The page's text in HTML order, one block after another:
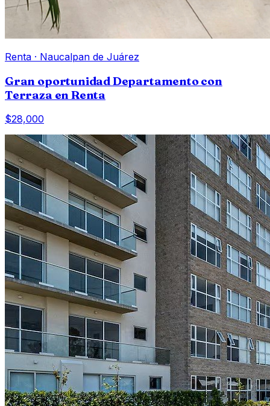
Renta · Naucalpan de Juárez
Gran oportunidad Departamento con
Terraza en Renta
$28,000